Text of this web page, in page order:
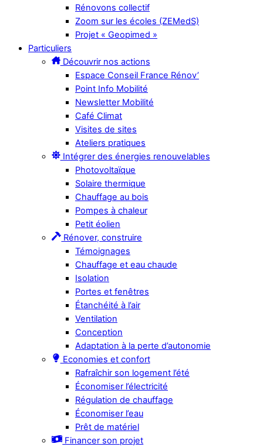
Rénovons collectif
Zoom sur les écoles (ZEMedS)
Projet « Geopimed »
Particuliers
Découvrir nos actions
Espace Conseil France Rénov’
Point Info Mobilité
Newsletter Mobilité
Café Climat
Visites de sites
Ateliers pratiques
Intégrer des énergies renouvelables
Photovoltaïque
Solaire thermique
Chauffage au bois
Pompes à chaleur
Petit éolien
Rénover, construire
Témoignages
Chauffage et eau chaude
Isolation
Portes et fenêtres
Étanchéité à l’air
Ventilation
Conception
Adaptation à la perte d’autonomie
Economies et confort
Rafraîchir son logement l’été
Économiser l’électricité
Régulation de chauffage
Économiser l’eau
Prêt de matériel
Financer son projet